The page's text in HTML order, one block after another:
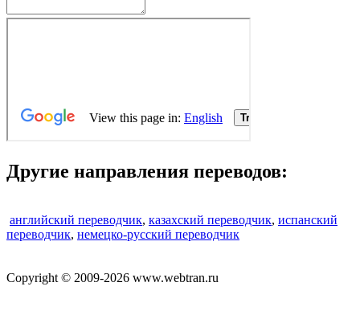
Другие направления переводов:
английский переводчик, казахский переводчик, испанский
переводчик, немецко-русский переводчик
Copyright © 2009-2026 www.webtran.ru